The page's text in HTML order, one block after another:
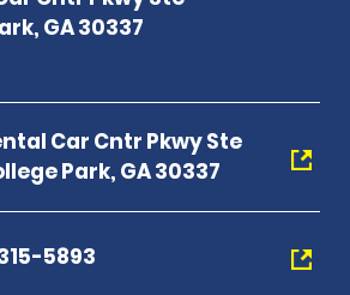
Car Cntr Pkwy Ste
Park, GA 30337
5893